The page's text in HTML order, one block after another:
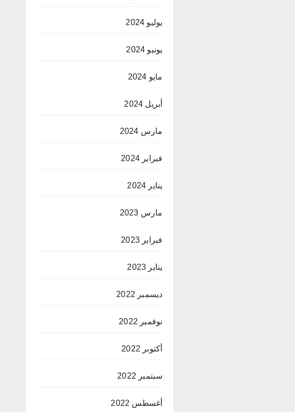
يوليو 2024
يونيو 2024
مايو 2024
أبريل 2024
مارس 2024
فبراير 2024
يناير 2024
مارس 2023
فبراير 2023
يناير 2023
ديسمبر 2022
نوفمبر 2022
أكتوبر 2022
سبتمبر 2022
أغسطس 2022